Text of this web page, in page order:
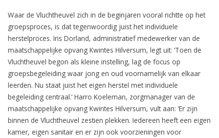
Waar de Vluchtheuvel zich in de beginjaren vooral richtte op het
groepsproces, is dat tegenwoordig juist het individuele
herstelproces. Iris Dorland, administratief medewerker van de
maatschappelijke opvang Kwintes Hilversum, legt uit: ‘Toen de
Vluchtheuvel begon als kleine instelling, lag de focus op
groepsbegeleiding waar jong en oud voornamelijk van elkaar
leerden. Nu staat juist het eigen herstel met individuele
begeleiding centraal.’ Harro Koeleman, zorgmanager van de
maatschappelijke opvang Kwintes Hilversum, vult aan: ‘Er zijn
binnen de Vluchtheuvel zestien plekken. Iedereen heeft een eigen
kamer, eigen sanitair en er zijn ook voorzieningen voor